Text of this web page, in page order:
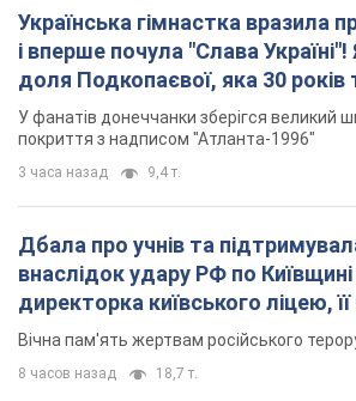
Українська гімнастка вразила
і вперше почула "Слава
доля Подкопаєвої, яка 30 років
"золото" Олімпіади
У фанатів донеччанки зберігся великий
покриття з надписом "Атланта-1996"
3 часа назад 9,4 т.
Дбала про учнів та
внаслідок удару РФ по Київщині
директорка київського ліцею,
Вічна пам'ять жертвам російського
8 часов назад 18,7 т.